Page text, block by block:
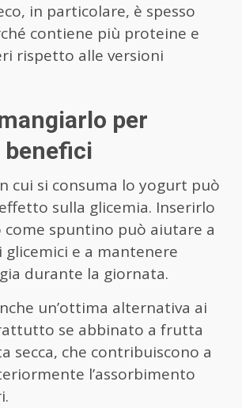
in particolare, è spesso
contiene più proteine e
rispetto alle versioni
per
cui si consuma lo yogurt può
sulla glicemia. Inserirlo
come spuntino può aiutare a
glicemici e a mantenere
durante la giornata.
un’ottima alternativa ai
se abbinato a frutta
secca, che contribuiscono a
l’assorbimento